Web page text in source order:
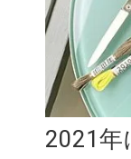
2021年